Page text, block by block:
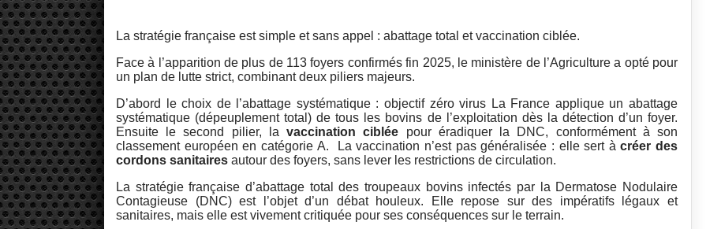
La stratégie française est simple et sans appel : abattage total et vaccination ciblée.
Face à l’apparition de plus de 113 foyers confirmés fin 2025, le ministère de l’Agriculture a opté pour
un plan de lutte strict, combinant deux piliers majeurs.
D’abord le choix de l’abattage systématique : objectif zéro virus La France applique un abattage
systématique (dépeuplement total) de tous les bovins de l’exploitation dès la détection d’un foyer.
Ensuite le second pilier, lavaccination ciblée pour éradiquer la DNC, conformément à son
classement européen en catégorie A. La vaccination n’est pas généralisée : elle sert àcréer des
cordons sanitaires autour des foyers, sans lever les restrictions de circulation.
La stratégie française d’abattage total des troupeaux bovins infectés par la Dermatose Nodulaire
Contagieuse (DNC) est l’objet d’un débat houleux. Elle repose sur des impératifs légaux et
sanitaires, mais elle est vivement critiquée pour ses conséquences sur le terrain.